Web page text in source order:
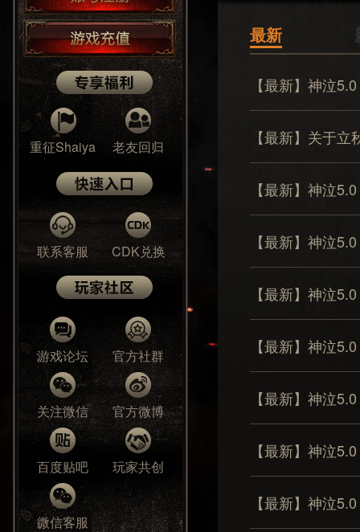
重征Shaiya 老友回归
联系客服 CDK兑换
游戏论坛 官方社群
关注微信 官方微博
百度贴吧 玩家共创
微信客服
最新
【最新】神泣
【最新】关于
【最新】神泣
【最新】神泣
【最新】神泣
【最新】神泣
【最新】神泣
【最新】神泣
【最新】神泣